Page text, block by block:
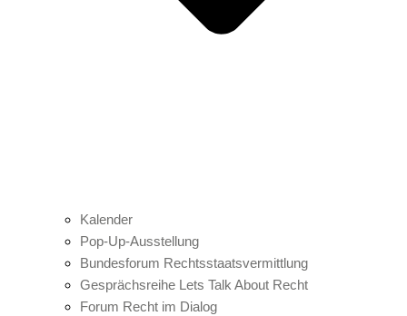
Kalender
Pop-Up-Ausstellung
Bundesforum Rechtsstaatsvermittlung
Gesprächsreihe Lets Talk About Recht
Forum Recht im Dialog